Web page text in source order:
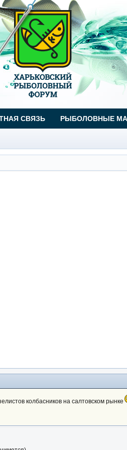
колбасников на салтовском рынке
СВЯЗЬ РЫБОЛОВНЫЕ